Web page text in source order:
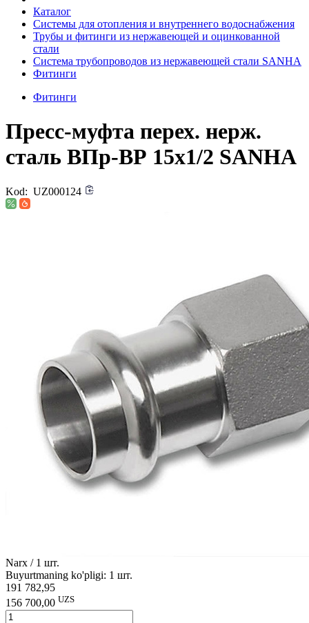
Каталог
Системы для отопления и внутреннего водоснабжения
Трубы и фитинги из нержавеющей и оцинкованной
стали
Система трубопроводов из нержавеющей стали SANHA
Фитинги
Фитинги
Пресс-муфта перех. нерж.
сталь ВПр-ВР 15x1/2 SANHA
Kod: UZ000124
Narx / 1 шт.
Buyurtmaning ko'pligi: 1 шт.
191 782,95
156 700,00 UZS